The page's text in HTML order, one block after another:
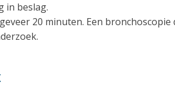
in beslag.
20 minuten. Een